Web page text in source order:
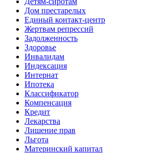
Дом престарелых
Единый контакт-центр
Жертвам репрессий
Задолженность
Здоровье
Инвалидам
Индексация
Интернат
Ипотека
Классификатор
Компенсация
Кредит
Лекарства
Лишение прав
Льгота
Материнский капитал